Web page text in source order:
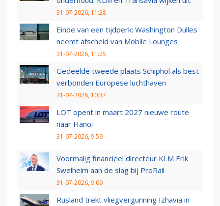
31-07-2026, 11:28
Einde van een tijdperk: Washington Dulles
neemt afscheid van Mobile Lounges
31-07-2026, 11:25
Gedeelde tweede plaats Schiphol als best
verbonden Europese luchthaven
31-07-2026, 10:37
LOT opent in maart 2027 nieuwe route
naar Hanoi
31-07-2026, 9:59
Voormalig financieel directeur KLM Erik
Swelheim aan de slag bij ProRail
31-07-2026, 9:09
Rusland trekt vliegvergunning Izhavia in